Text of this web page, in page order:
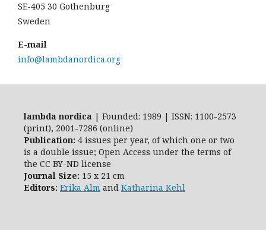
SE-405 30 Gothenburg
Sweden
E-mail
info@lambdanordica.org
lambda nordica | Founded: 1989 | ISSN: 1100-2573
(print), 2001-7286 (online)
Publication: 4 issues per year, of which one or two
is a double issue; Open Access under the terms of
the CC BY-ND license
Journal Size: 15 x 21 cm
Editors: Erika Alm and Katharina Kehl